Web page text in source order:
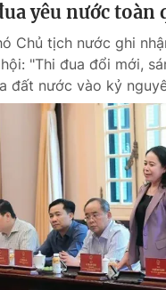
yêu nước toàn
Chủ tịch nước ghi
"Thi đua đổi mới,
đất nước vào kỷ